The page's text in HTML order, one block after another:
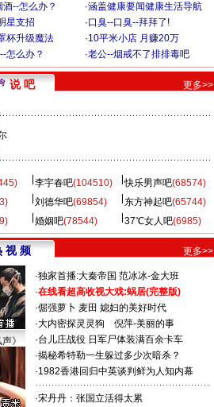
--怎么办？ ·涵盖健康要闻健康生活导航
星支招 ·口臭--口臭--拜拜了!
杯升级魔法 ·10平米小店 月赚20万
怎么办？ ·老公--烟戒不了排排毒吧
说 吧 更多>>
李宇春吧(104510) 快乐男声吧(68574)
刘德华吧(69854) 东方神起吧(65744)
婚姻吧(78544) 37℃女人吧(6985)
视 频 更多>>
》
·独家首播:大秦帝国 范冰冰-金大班
·在线看超高收视大戏:蜗居(完整版)
·倔强萝卜 麦田 媳妇的美好时代
·大内密探灵灵狗
倪萍-美丽的事
·台儿庄战役 日军尸体装满百余卡车
·揭秘希特勒一生躲过多少次暗杀？
·1982香港回归中英谈判鲜为人知内幕
·宋丹丹：张国立活得太累